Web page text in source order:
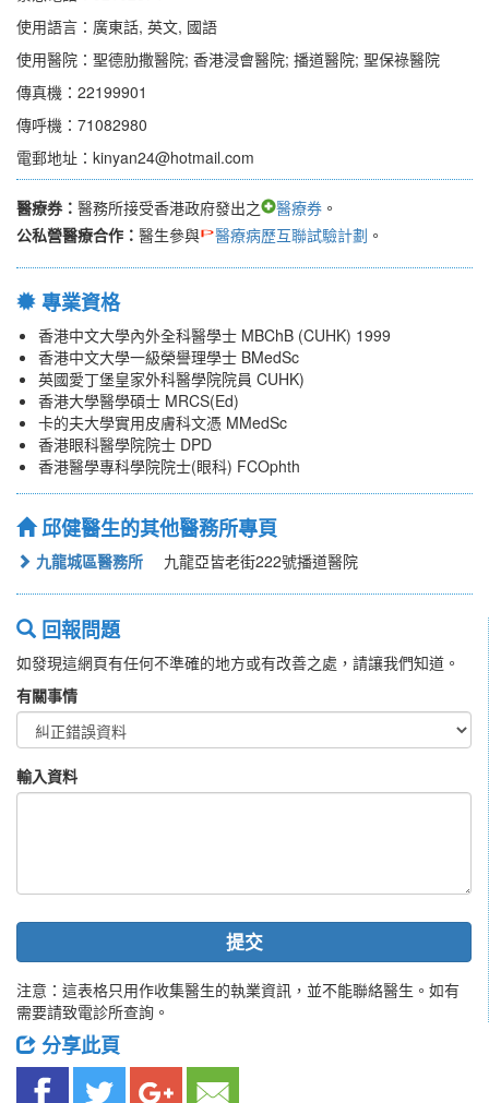
使用語言：廣東話, 英文, 國語
使用醫院：聖德肋撒醫院; 香港浸會醫院; 播道醫院; 聖保祿醫院
傳真機：22199901
傳呼機：71082980
電郵地址：kinyan24@hotmail.com
醫療券： 醫務所接受香港政府發出之 醫療券 。
公私營醫療合作： 醫生參與 醫療病歷互聯試驗計劃 。
專業資格
香港中文大學內外全科醫學士 MBChB (CUHK) 1999
香港中文大學一級榮譽理學士 BMedSc
英國愛丁堡皇家外科醫學院院員 CUHK)
香港大學醫學碩士 MRCS(Ed)
卡的夫大學實用皮膚科文憑 MMedSc
香港眼科醫學院院士 DPD
香港醫學專科學院院士(眼科) FCOphth
邱健醫生的其他醫務所專頁
九龍城區醫務所 九龍亞皆老街222號播道醫院
回報問題
如發現這網頁有任何不準確的地方或有改善之處，請讓我們知道。
有關事情
輸入資料
提交
注意：這表格只用作收集醫生的執業資訊，並不能聯絡醫生。如有
需要請致電診所查詢。
分享此頁